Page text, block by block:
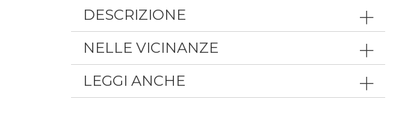
DESCRIZIONE
NELLE VICINANZE
LEGGI ANCHE